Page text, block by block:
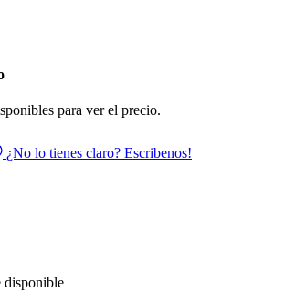
para ver el precio.
¿No lo tienes claro? Escribenos!
disponible